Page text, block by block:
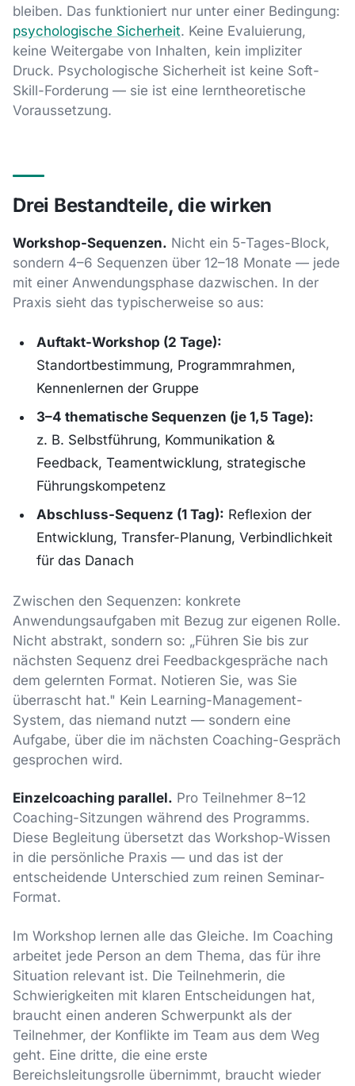
bleiben. Das funktioniert nur unter einer Bedingung:
psychologische Sicherheit. Keine Evaluierung,
keine Weitergabe von Inhalten, kein impliziter
Druck. Psychologische Sicherheit ist keine Soft-
Skill-Forderung — sie ist eine lerntheoretische
Voraussetzung.
Drei Bestandteile, die wirken
Workshop-Sequenzen. Nicht ein 5-Tages-Block,
sondern 4–6 Sequenzen über 12–18 Monate — jede
mit einer Anwendungsphase dazwischen. In der
Praxis sieht das typischerweise so aus:
Auftakt-Workshop (2 Tage):
Standortbestimmung, Programmrahmen,
Kennenlernen der Gruppe
3–4 thematische Sequenzen (je 1,5 Tage):
z. B. Selbstführung, Kommunikation &
Feedback, Teamentwicklung, strategische
Führungskompetenz
Abschluss-Sequenz (1 Tag): Reflexion der
Entwicklung, Transfer-Planung, Verbindlichkeit
für das Danach
Zwischen den Sequenzen: konkrete
Anwendungsaufgaben mit Bezug zur eigenen Rolle.
Nicht abstrakt, sondern so: „Führen Sie bis zur
nächsten Sequenz drei Feedbackgespräche nach
dem gelernten Format. Notieren Sie, was Sie
überrascht hat." Kein Learning-Management-
System, das niemand nutzt — sondern eine
Aufgabe, über die im nächsten Coaching-Gespräch
gesprochen wird.
Einzelcoaching parallel. Pro Teilnehmer 8–12
Coaching-Sitzungen während des Programms.
Diese Begleitung übersetzt das Workshop-Wissen
in die persönliche Praxis — und das ist der
entscheidende Unterschied zum reinen Seminar-
Format.
Im Workshop lernen alle das Gleiche. Im Coaching
arbeitet jede Person an dem Thema, das für ihre
Situation relevant ist. Die Teilnehmerin, die
Schwierigkeiten mit klaren Entscheidungen hat,
braucht einen anderen Schwerpunkt als der
Teilnehmer, der Konflikte im Team aus dem Weg
geht. Eine dritte, die eine erste
Bereichsleitungsrolle übernimmt, braucht wieder